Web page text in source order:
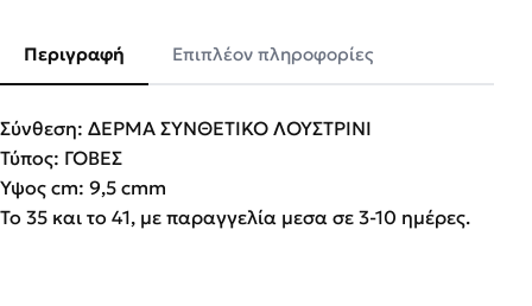
Περιγραφή Επιπλέον πληροφορίες
Σύνθεση: ΔΕΡΜΑ ΣΥΝΘΕΤΙΚΟ ΛΟΥΣΤΡΙΝΙ
Τύπος: ΓΟΒΕΣ
Υψος cm: 9,5 cmm
Το 35 και το 41, με παραγγελία μεσα σε 3-10 ημέρες.